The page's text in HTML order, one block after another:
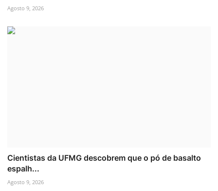
Agosto 9, 2026
Cientistas da UFMG descobrem que o pó de basalto
espalh...
Agosto 9, 2026